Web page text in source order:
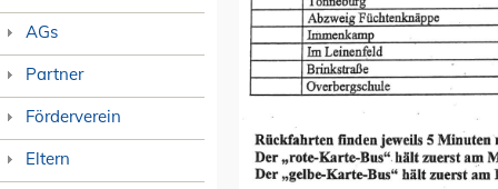
AGs
Partner
Förderverein
Eltern